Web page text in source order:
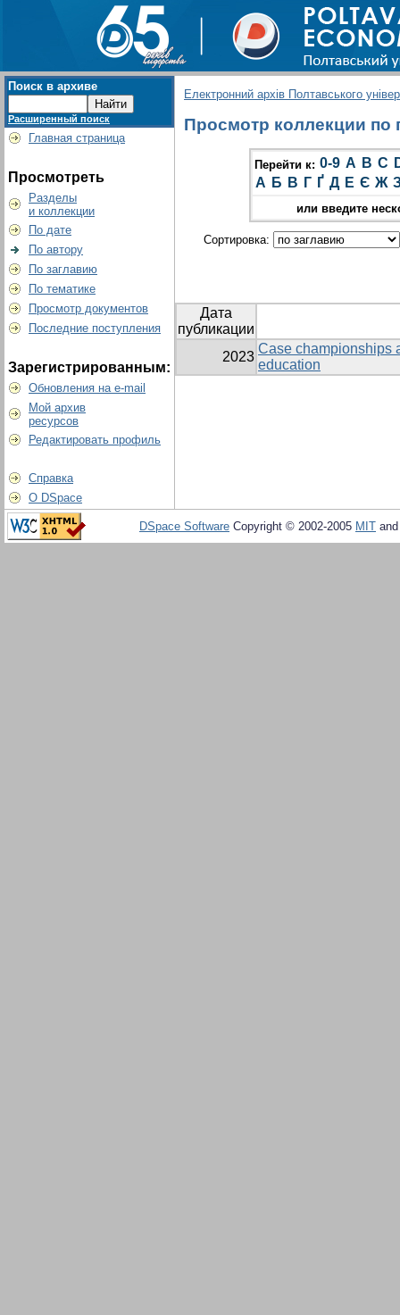
Поиск в архиве
Расширенный поиск
Главная страница
Просмотреть
Разделы
и коллекции
По дате
По автору
По заглавию
По тематике
Просмотр документов
Последние поступления
Зарегистрированным:
Обновления на e-mail
Мой архив
ресурсов
Редактировать профиль
Справка
О DSpace
Електронний архів Полтавського
Просмотр коллекции по
Перейти к: 0-9 A B C
А Б В Г Ґ Д Е Є Ж
или введите
Сортировка:
Дата
публикации
2023
Case championships
education
DSpace Software Copyright © 2002-2005 MIT